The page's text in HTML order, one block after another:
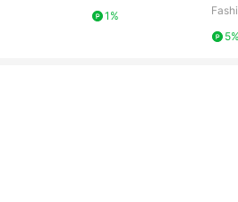
1%
平口